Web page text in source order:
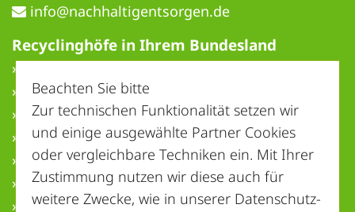
ed.negrostnegitlahhcan@ofni
Recyclinghöfe in Ihrem Bundesland
» Baden-Württemberg
» Bayern
» Berlin
» Brandenburg
» Bremen
» Hamburg
» Hessen
Beachten Sie bitte
Zur technischen Funktionalität setzen wir
und einige ausgewählte Partner Cookies
oder vergleichbare Techniken ein. Mit Ihrer
Zustimmung nutzen wir diese auch für
weitere Zwecke, wie in unserer Datenschutz-